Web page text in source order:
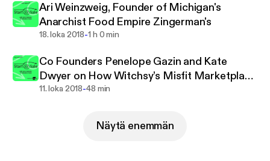
Ari Weinzweig, Founder of Michigan's
Anarchist Food Empire Zingerman's
18. loka 2018-1 h 0 min
Co Founders Penelope Gazin and Kate
Dwyer on How Witchsy’s Misfit Marketplace
Helps Artists Win
11. loka 2018-48 min
Näytä enemmän